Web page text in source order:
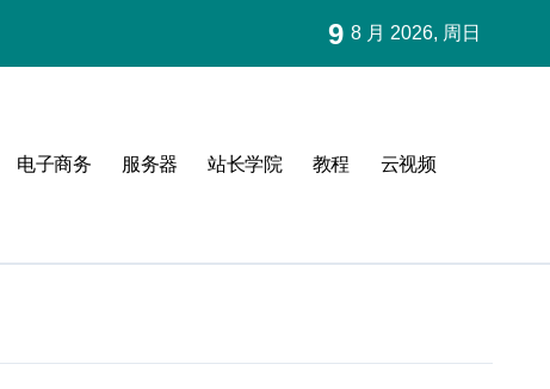
9 8 月 2026, 周日
电子商务 服务器 站长学院 教程 云视频